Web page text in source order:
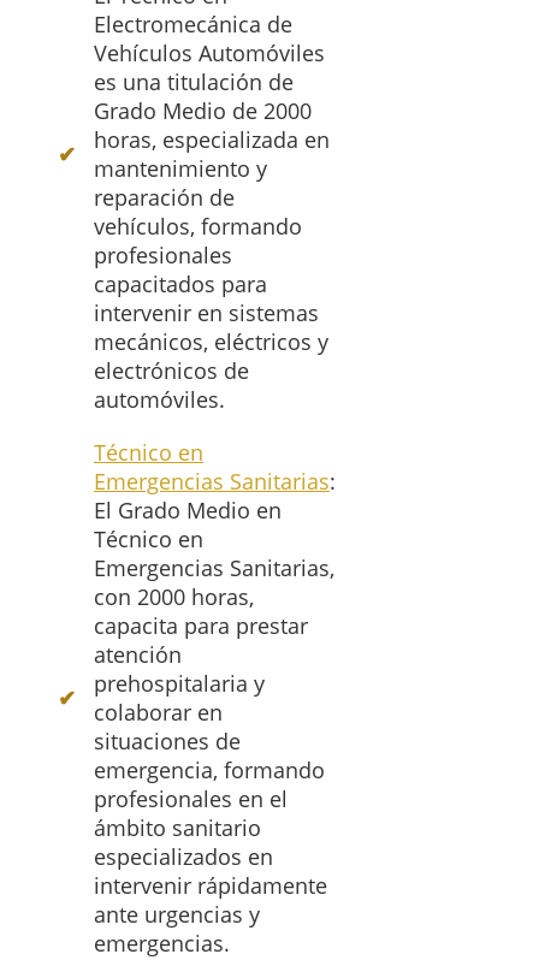
Electromecánica de
Vehículos Automóviles
es una titulación de
Grado Medio de 2000
horas, especializada en
mantenimiento y
reparación de
vehículos, formando
profesionales
capacitados para
intervenir en sistemas
mecánicos, eléctricos y
electrónicos de
automóviles.
Técnico en
Emergencias Sanitarias:
El Grado Medio en
Técnico en
Emergencias Sanitarias,
con 2000 horas,
capacita para prestar
atención
prehospitalaria y
colaborar en
situaciones de
emergencia, formando
profesionales en el
ámbito sanitario
especializados en
intervenir rápidamente
ante urgencias y
emergencias.